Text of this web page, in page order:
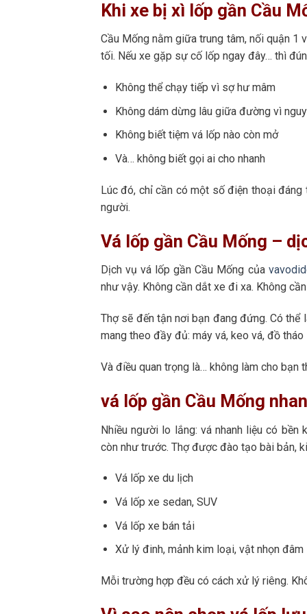
Khi xe bị xì lốp gần Cầu
Cầu Mống nằm giữa trung tâm, nối quận 1
tối. Nếu xe gặp sự cố lốp ngay đây… thì
Không thể chạy tiếp vì sợ hư mâm
Không dám dừng lâu giữa đường vì
Không biết tiệm vá lốp nào còn mở
Và… không biết gọi ai cho nhanh
Lúc đó, chỉ cần có một số điện thoại
người.
Vá lốp gần Cầu Mống –
Dịch vụ vá lốp gần Cầu Mống của
như vậy. Không cần dắt xe đi xa. Không
Thợ sẽ đến tận nơi bạn đang đứng. Có thể
mang theo đầy đủ: máy vá, keo vá, đồ
Và điều quan trọng là… không làm cho bạn
vá lốp gần Cầu Mống
Nhiều người lo lắng: vá nhanh liệu có bền
còn như trước. Thợ được đào tạo bài bản,
Vá lốp xe du lịch
Vá lốp xe sedan, SUV
Vá lốp xe bán tải
Xử lý đinh, mảnh kim loại, vật nhọn đâm
Mỗi trường hợp đều có cách xử lý riêng.